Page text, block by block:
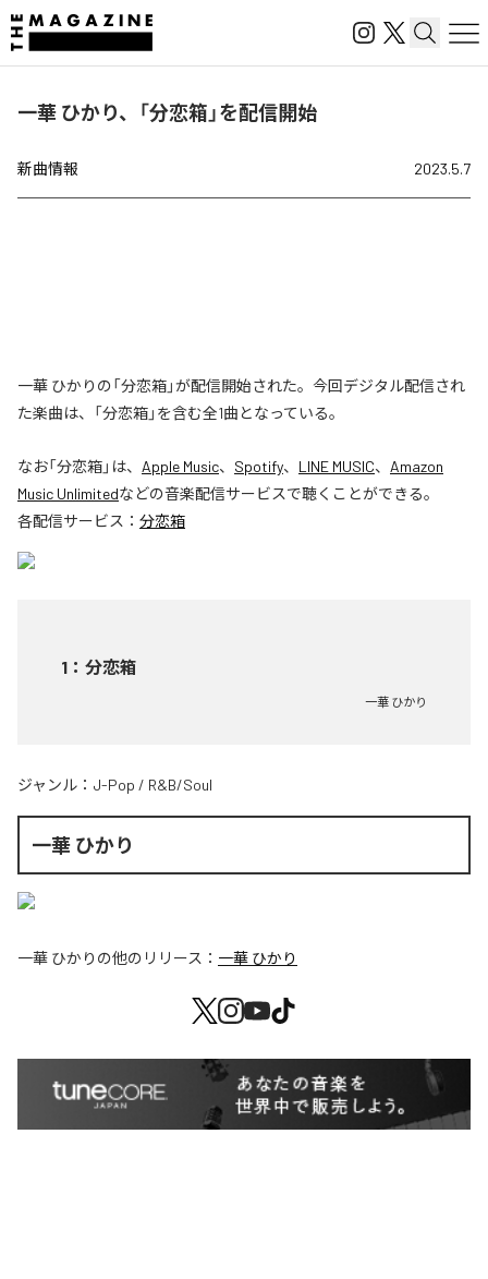
一華 ひかり、「分恋箱」を配信開始
新曲情報 2023.5.7
一華 ひかりの「分恋箱」が配信開始された。今回デジタル配信され
た楽曲は、「分恋箱」を含む全1曲となっている。
なお「分恋箱」は、 Apple Music、 Spotify、 LINE MUSIC、 Amazon
Music Unlimitedなどの音楽配信サービスで聴くことができる。
各配信サービス： 分恋箱
1 ： 分恋箱
一華 ひかり
ジャンル： J-Pop / R&B/Soul
一華 ひかり
一華 ひかり の他のリリース： 一華 ひかり